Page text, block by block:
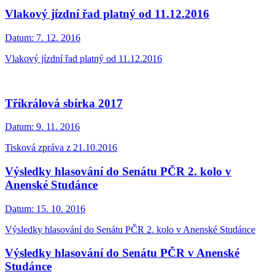
Vlakový jízdní řad platný od 11.12.2016
Datum: 7. 12. 2016
Vlakový jízdní řad platný od 11.12.2016
Tříkrálová sbírka 2017
Datum: 9. 11. 2016
Tisková zpráva z 21.10.2016
Výsledky hlasování do Senátu PČR 2. kolo v
Anenské Studánce
Datum: 15. 10. 2016
Výsledky hlasování do Senátu PČR 2. kolo v Anenské Studánce
Výsledky hlasování do Senátu PČR v Anenské
Studánce